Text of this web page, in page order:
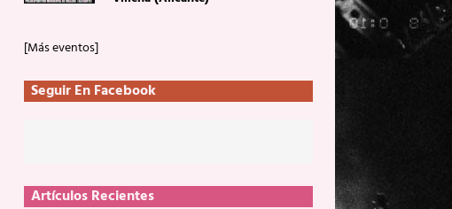
[Más eventos]
Seguir En Facebook
Artículos Recientes